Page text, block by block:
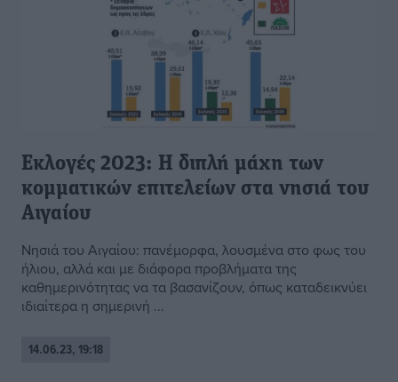
Εκλογές 2023: Η διπλή μάχη των
κομματικών επιτελείων στα νησιά του
Αιγαίου
Νησιά του Αιγαίου: πανέμορφα, λουσμένα στο φως του
ήλιου, αλλά και με διάφορα προβλήματα της
καθημερινότητας να τα βασανίζουν, όπως καταδεικνύει
ιδιαίτερα η σημερινή ...
14.06.23, 19:18